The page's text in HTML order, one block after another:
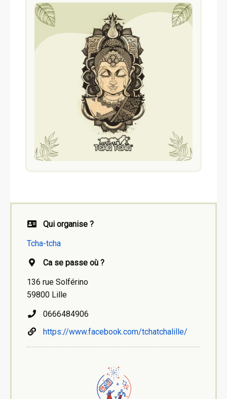
Qui organise ?
Tcha-tcha
Ca se passe où ?
136 rue Solférino
59800 Lille
0666484906
https://www.facebook.com/tchatchalille/